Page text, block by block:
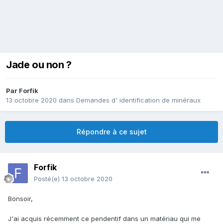
Jade ou non ?
Par Forfik
13 octobre 2020 dans Demandes d' identification de minéraux
Répondre à ce sujet
Forfik
Posté(e) 13 octobre 2020
Bonsoir,
J'ai acquis récemment ce pendentif dans un matériau qui me